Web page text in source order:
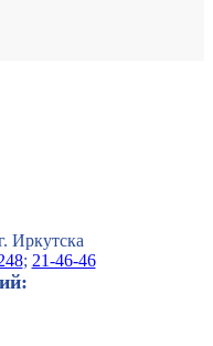
Иркутска
; 21-46-46